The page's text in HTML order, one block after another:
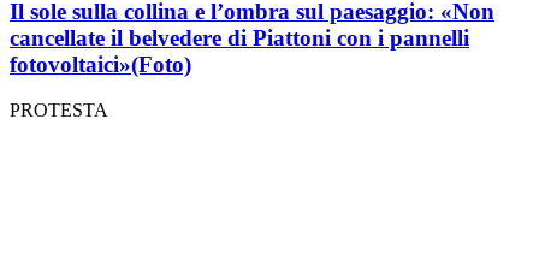
Il sole sulla collina e l’ombra sul paesaggio: «Non
cancellate il belvedere di Piattoni con i pannelli
fotovoltaici»(Foto)
PROTESTA